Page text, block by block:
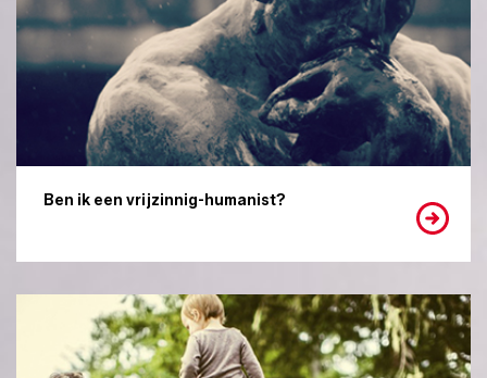
Ben ik een vrijzinnig-humanist?